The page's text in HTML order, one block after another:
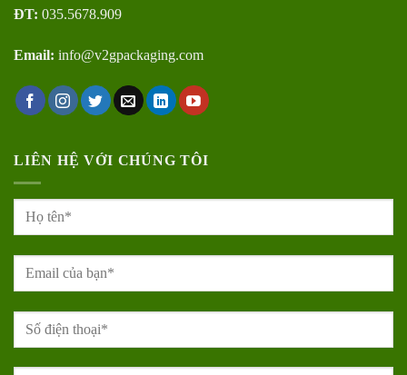
ĐT: 035.5678.909
Email: info@v2gpackaging.com
LIÊN HỆ VỚI CHÚNG TÔI